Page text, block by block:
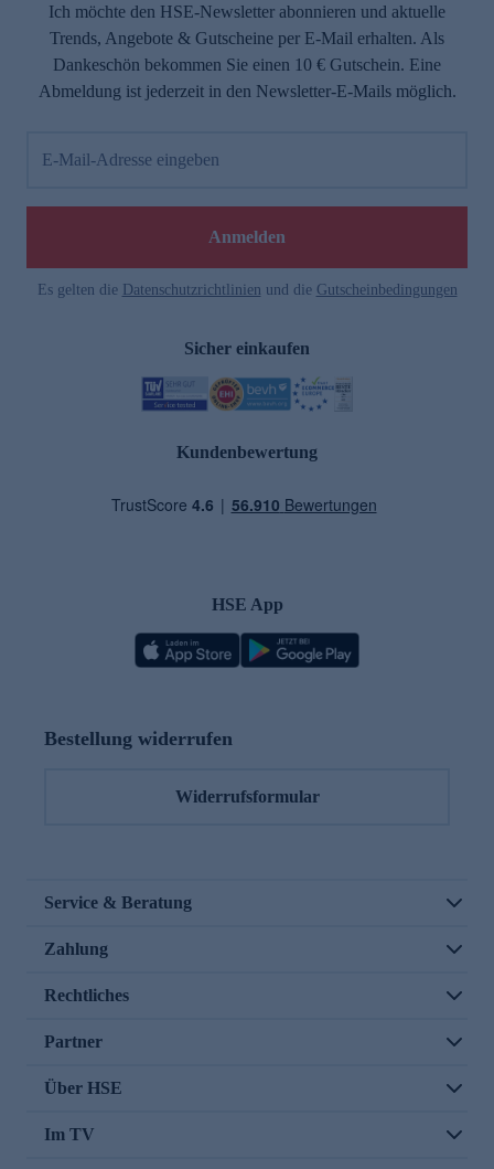
Ich möchte den HSE-Newsletter abonnieren und aktuelle
Trends, Angebote & Gutscheine per E-Mail erhalten. Als
Dankeschön bekommen Sie einen 10 € Gutschein. Eine
Abmeldung ist jederzeit in den Newsletter-E-Mails möglich.
E-Mail-Adresse eingeben
Anmelden
Es gelten die Datenschutzrichtlinien und die Gutscheinbedingungen
Sicher einkaufen
Kundenbewertung
HSE App
Bestellung widerrufen
Widerrufsformular
Service & Beratung
Zahlung
Rechtliches
Partner
Über HSE
Im TV